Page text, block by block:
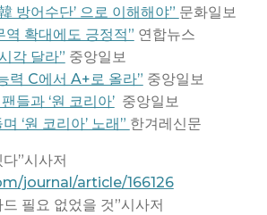
방어수단’ 으로 이해해야” 문화일보
역 확대에도 긍정적” 연합뉴스
각 달라” 중앙일보
력 C에서 A+로 올라” 중앙일보
들과 ‘원 코리아’중앙일보
‘원 코리아’ 노래” 한겨레신문
”시사저
journal/article/166126
필요 없었을 것”시사저